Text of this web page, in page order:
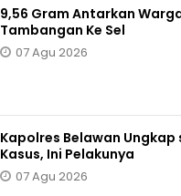
9,56 Gram Antarkan
Tambangan Ke Sel
07 Agu 2026
Kapolres Belawan Ungkap
Kasus, Ini Pelakunya
07 Agu 2026